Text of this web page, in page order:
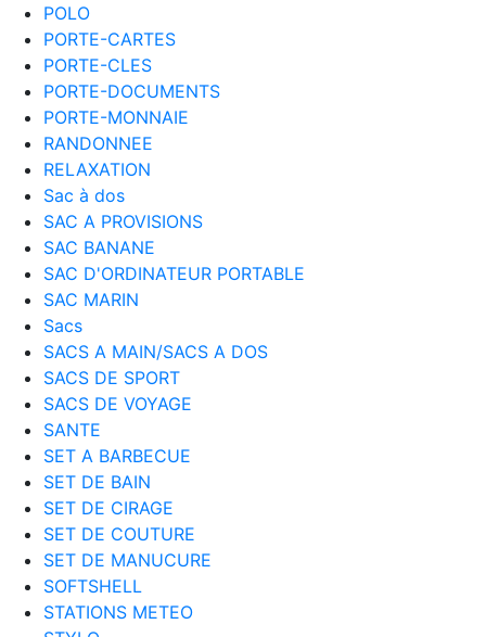
POLO
PORTE-CARTES
PORTE-CLES
PORTE-DOCUMENTS
PORTE-MONNAIE
RANDONNEE
RELAXATION
Sac à dos
SAC A PROVISIONS
SAC BANANE
SAC D'ORDINATEUR PORTABLE
SAC MARIN
Sacs
SACS A MAIN/SACS A DOS
SACS DE SPORT
SACS DE VOYAGE
SANTE
SET A BARBECUE
SET DE BAIN
SET DE CIRAGE
SET DE COUTURE
SET DE MANUCURE
SOFTSHELL
STATIONS METEO